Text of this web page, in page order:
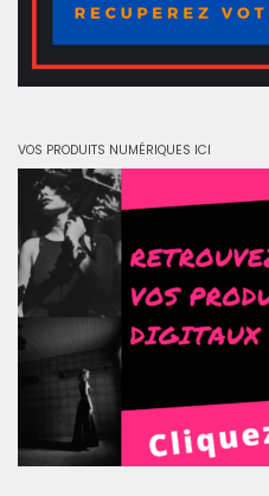
VOS PRODUITS NUMÉRIQUES ICI